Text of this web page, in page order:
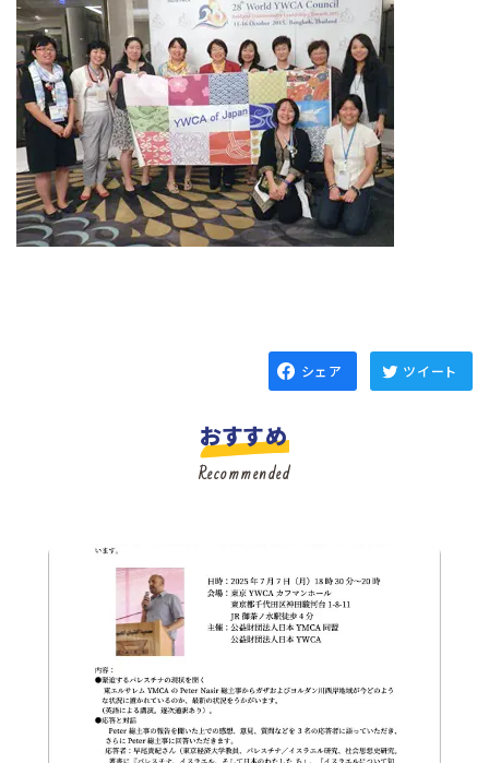
シェア ツイート
おすすめ
Recommended